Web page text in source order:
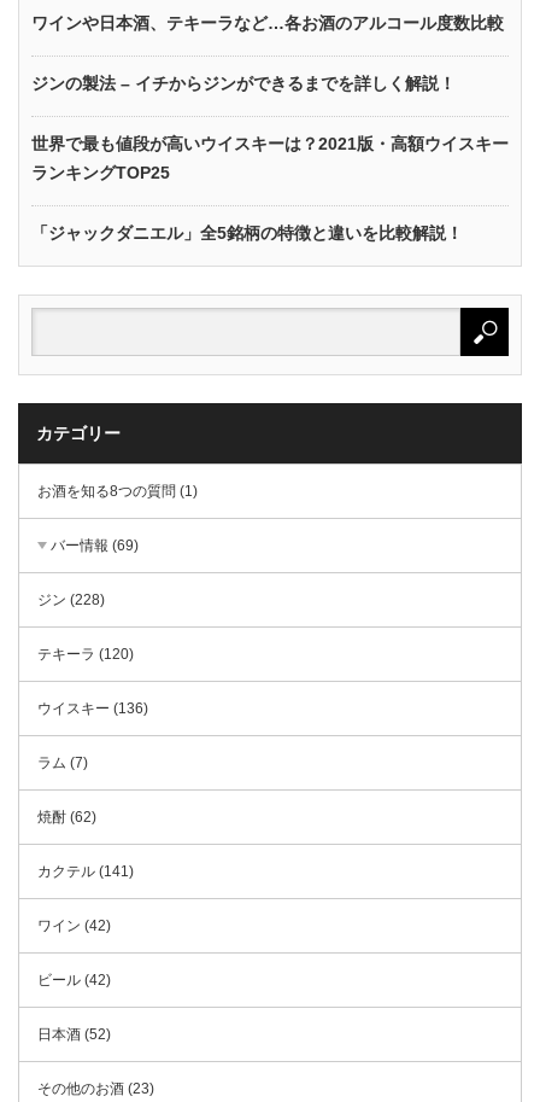
ワインや日本酒、テキーラなど…各お酒のアルコール度数比較
ジンの製法 – イチからジンができるまでを詳しく解説！
世界で最も値段が高いウイスキーは？2021版・高額ウイスキー
ランキングTOP25
「ジャックダニエル」全5銘柄の特徴と違いを比較解説！
カテゴリー
お酒を知る8つの質問 (1)
バー情報 (69)
ジン (228)
テキーラ (120)
ウイスキー (136)
ラム (7)
焼酎 (62)
カクテル (141)
ワイン (42)
ビール (42)
日本酒 (52)
その他のお酒 (23)